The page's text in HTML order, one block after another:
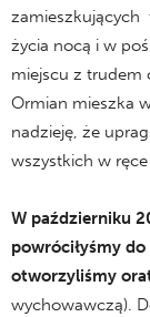
zamieszkujących
życia nocą i w
miejscu z trudem
Ormian mieszka
nadzieję, że
wszystkich w ręce
W październiku
powróciłyśmy
otworzyliśmy
wychowawczą).